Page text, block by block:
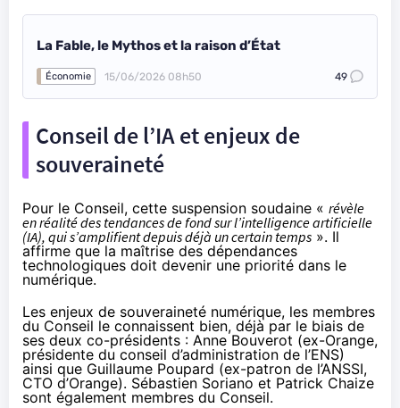
La Fable, le Mythos et la raison d’État
Économie 15/06/2026 08h50 49
Conseil de l’IA et enjeux de
souveraineté
Pour le Conseil, cette suspension soudaine « révèle
en réalité des tendances de fond sur l’intelligence artificielle
(IA), qui s’amplifient depuis déjà un certain temps ». Il
affirme que la maîtrise des dépendances
technologiques doit devenir une priorité dans le
numérique.
Les enjeux de souveraineté numérique, les membres
du Conseil le connaissent bien, déjà par le biais de
ses deux co-présidents : Anne Bouverot (ex-Orange,
présidente du conseil d’administration de l’ENS)
ainsi que Guillaume Poupard (ex-patron de l’ANSSI,
CTO d’Orange). Sébastien Soriano et Patrick Chaize
sont également membres du Conseil.